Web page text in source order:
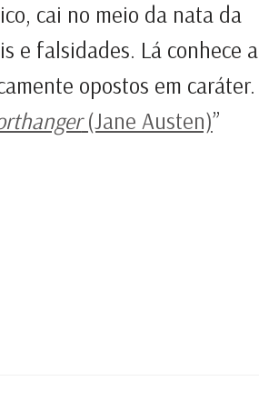
cai no meio da nata da
e falsidades. Lá conhece a
opostos em caráter.
(Jane Austen)”